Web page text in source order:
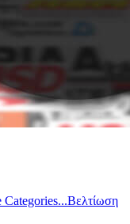
Categories...Βελτίωση